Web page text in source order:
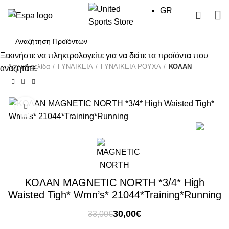
GR
Αρχική σελίδα ΓΥΝΑΙΚΕΙΑ ΓΥΝΑΙΚΕΙΑ ΡΟΥΧΑ ΚΟΛΑΝ
Click to enlarge
ΚΟΛΑΝ MAGNETIC NORTH *3/4* High
Waisted Tigh* Wmn’s* 21044*Training*Running
33,00€Original
30,00€Η
Ξεκινήστε να πληκτρολογείτε για να δείτε τα προϊόντα που
αναζητάτε.